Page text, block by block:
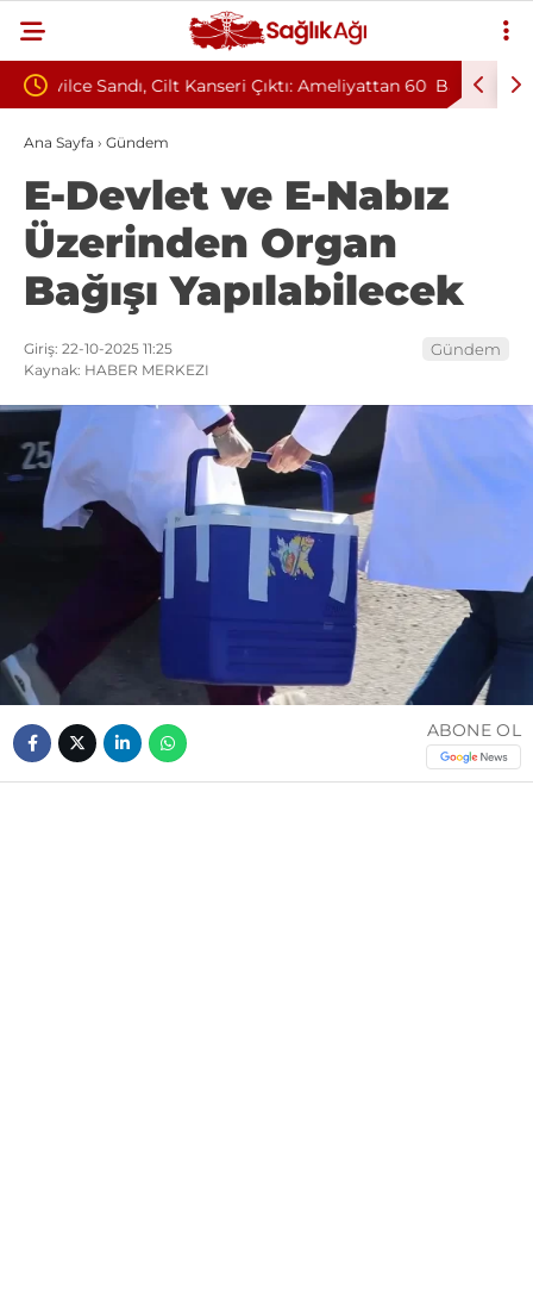
Ameliyattan 60 Baş Dönmesiyle Gitti, Dünyada 68. Bundgaard
Sendromu Vakası Oldu
Ana Sayfa › Gündem
E-Devlet ve E-Nabız
Üzerinden Organ
Bağışı Yapılabilecek
Giriş: 22-10-2025 11:25
Kaynak: HABER MERKEZI
Gündem
ABONE OL